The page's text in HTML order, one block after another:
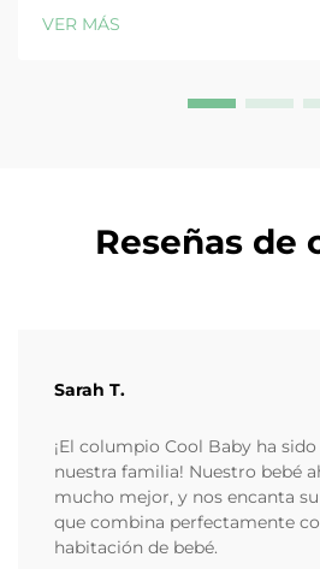
la fidelidad del cliente en la
VER MÁS
Reseñas de
Sarah T.
¡El columpio Cool Baby ha
nuestra familia! Nuestro bebé
mucho mejor, y nos encanta
que combina perfectamente
habitación de bebé.